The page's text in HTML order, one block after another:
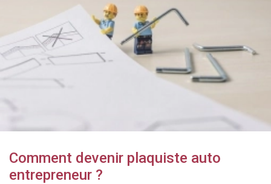
Comment devenir plaquiste auto
entrepreneur ?